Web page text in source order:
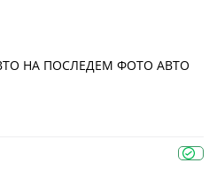
НА ПОСЛЕДЕМ ФОТО АВТО